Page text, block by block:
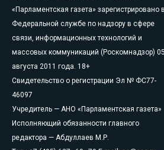
«Парламентская газета» зарегистрировано в
Федеральной службе по надзору в сфере
связи, информационных технологий и
массовых коммуникаций (Роскомнадзор) 05
августа 2011 года. 18+
Свидетельство о регистрации Эл № ФС77-
46097
Учредитель — АНО «Парламентская газета»
Исполняющий обязанности главного
редактора — Абдуллаев М.Р.